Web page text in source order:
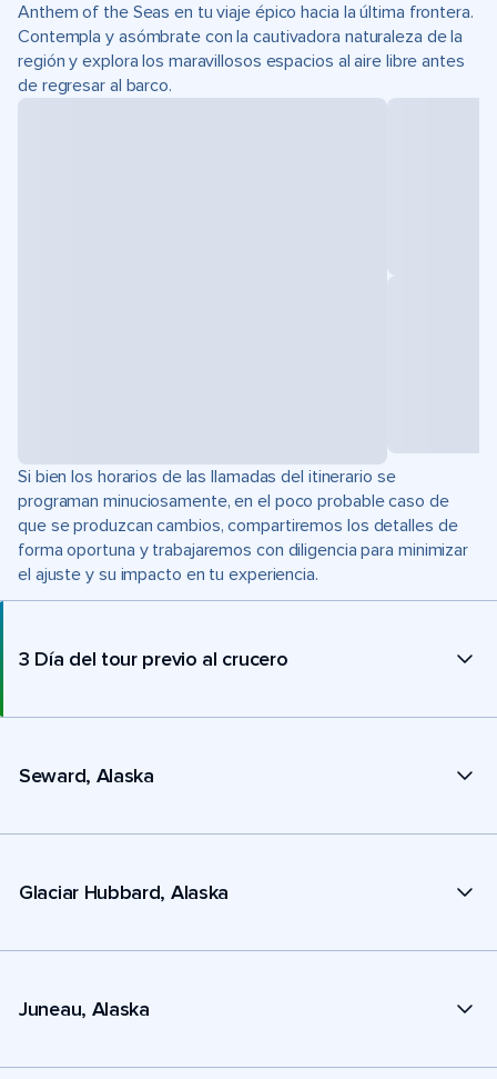
Anthem of the Seas en tu viaje épico hacia la última frontera.
Contempla y asómbrate con la cautivadora naturaleza de la
región y explora los maravillosos espacios al aire libre antes
de regresar al barco.
Si bien los horarios de las llamadas del itinerario se
programan minuciosamente, en el poco probable caso de
que se produzcan cambios, compartiremos los detalles de
forma oportuna y trabajaremos con diligencia para minimizar
el ajuste y su impacto en tu experiencia.
3 Día del tour previo al crucero
Seward, Alaska
Glaciar Hubbard, Alaska
Juneau, Alaska